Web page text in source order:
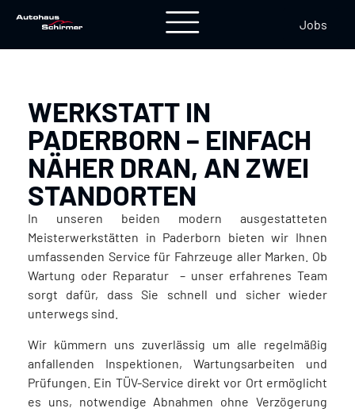
Jobs
WERKSTATT IN
PADERBORN – EINFACH
NÄHER DRAN, AN ZWEI
STANDORTEN
In unseren beiden modern ausgestatteten
Meisterwerkstätten in Paderborn bieten wir Ihnen
umfassenden Service für Fahrzeuge aller Marken. Ob
Wartung oder Reparatur – unser erfahrenes Team
sorgt dafür, dass Sie schnell und sicher wieder
unterwegs sind.
Wir kümmern uns zuverlässig um alle regelmäßig
anfallenden Inspektionen, Wartungsarbeiten und
Prüfungen. Ein TÜV-Service direkt vor Ort ermöglicht
es uns, notwendige Abnahmen ohne Verzögerung